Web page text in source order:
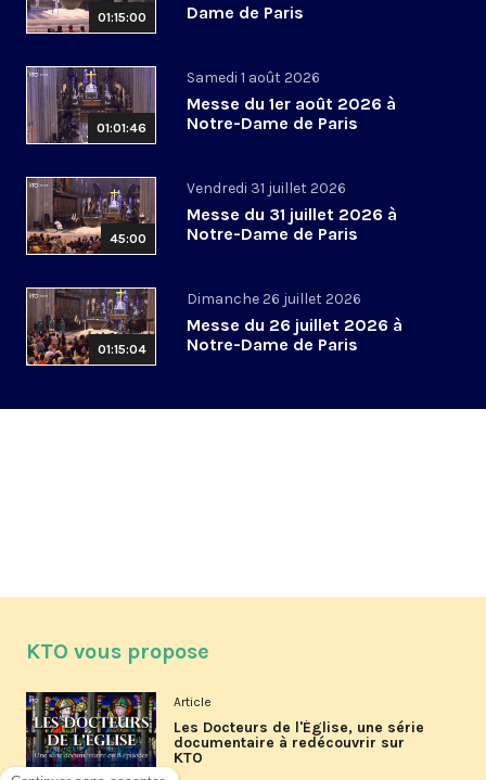
01:15:00
Dame de Paris
01:01:46
Samedi 1 août 2026
Messe du 1er août 2026 à
Notre-Dame de Paris
45:00
Vendredi 31 juillet 2026
Messe du 31 juillet 2026 à
Notre-Dame de Paris
01:15:04
Dimanche 26 juillet 2026
Messe du 26 juillet 2026 à
Notre-Dame de Paris
KTO vous propose
Article
Les Docteurs de l'Église, une série
documentaire à redécouvrir sur
KTO